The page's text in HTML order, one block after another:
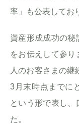
率」も公表してお
資産形成成功の秘
をお伝えして参
人のお客さまの
3月末時点までに
という形で表し
た。